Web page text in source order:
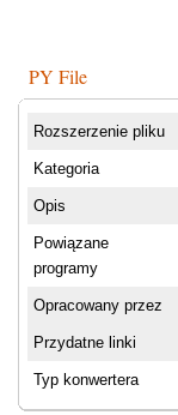
PY File
Rozszerzenie pliku
Kategoria
Opis
Powiązane
programy
Opracowany przez
Przydatne linki
Typ konwertera